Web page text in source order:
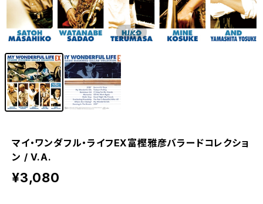
1/2
マイ・ワンダフル・ライフEX富樫雅彦バラードコレクショ
ン / V.A.
¥3,080